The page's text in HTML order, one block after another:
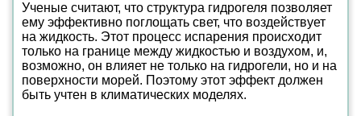
Ученые считают, что структура гидрогеля позволяет
ему эффективно поглощать свет, что воздействует
на жидкость. Этот процесс испарения происходит
только на границе между жидкостью и воздухом, и,
возможно, он влияет не только на гидрогели, но и на
поверхности морей. Поэтому этот эффект должен
быть учтен в климатических моделях.